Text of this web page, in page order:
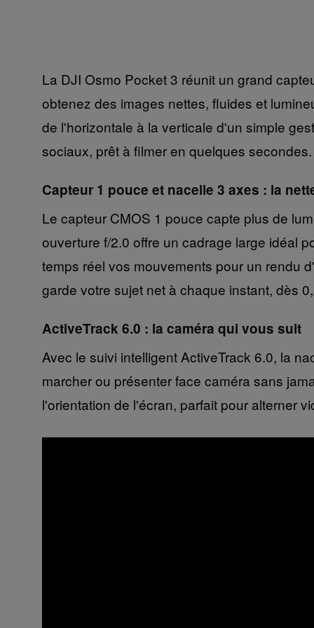
La DJI Osmo Pocket 3 réunit un grand
obtenez des images nettes, fluides et
de l'horizontale à la verticale d'un simple
sociaux, prêt à filmer en quelques secondes.
Capteur 1 pouce et nacelle 3 axes : la
Le capteur CMOS 1 pouce capte plus de
ouverture f/2.0 offre un cadrage large idéal
temps réel vos mouvements pour un rendu
garde votre sujet net à chaque instant, dès
ActiveTrack 6.0 : la caméra qui vous suit
Avec le suivi intelligent ActiveTrack 6.0, la
marcher ou présenter face caméra sans
l'orientation de l'écran, parfait pour alterner